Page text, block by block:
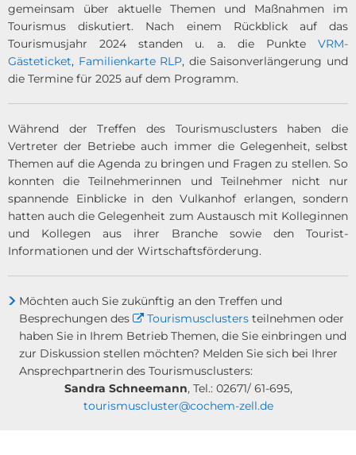
gemeinsam über aktuelle Themen und Maßnahmen im
Tourismus diskutiert. Nach einem Rückblick auf das
Tourismusjahr 2024 standen u. a. die Punkte VRM-
Gästeticket, Familienkarte RLP, die Saisonverlängerung und
die Termine für 2025 auf dem Programm.
Während der Treffen des Tourismusclusters haben die
Vertreter der Betriebe auch immer die Gelegenheit, selbst
Themen auf die Agenda zu bringen und Fragen zu stellen. So
konnten die Teilnehmerinnen und Teilnehmer nicht nur
spannende Einblicke in den Vulkanhof erlangen, sondern
hatten auch die Gelegenheit zum Austausch mit Kolleginnen
und Kollegen aus ihrer Branche sowie den Tourist-
Informationen und der Wirtschaftsförderung.
Möchten auch Sie zukünftig an den Treffen und
Besprechungen des
Tourismusclustersteilnehmen oder
haben Sie in Ihrem Betrieb Themen, die Sie einbringen und
zur Diskussion stellen möchten? Melden Sie sich bei Ihrer
Ansprechpartnerin des Tourismusclusters:
Sandra Schneemann, Tel.: 02671/ 61-695,
tourismuscluster@cochem-zell.de